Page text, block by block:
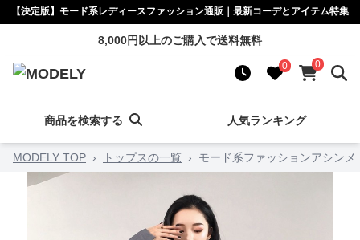
【決定版】モード系レディースファッション通販｜最新コーデとアイテム特集
8,000円以上のご購入で送料無料
0 0
商品を検索する 人気ランキング
MODELY TOP › トップスの一覧 › モード系ファッションアシン